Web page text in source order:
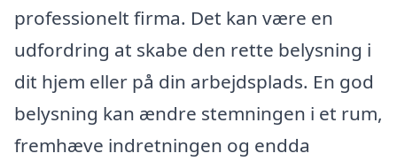
professionelt firma. Det kan være en
udfordring at skabe den rette belysning i
dit hjem eller på din arbejdsplads. En god
belysning kan ændre stemningen i et rum,
fremhæve indretningen og endda